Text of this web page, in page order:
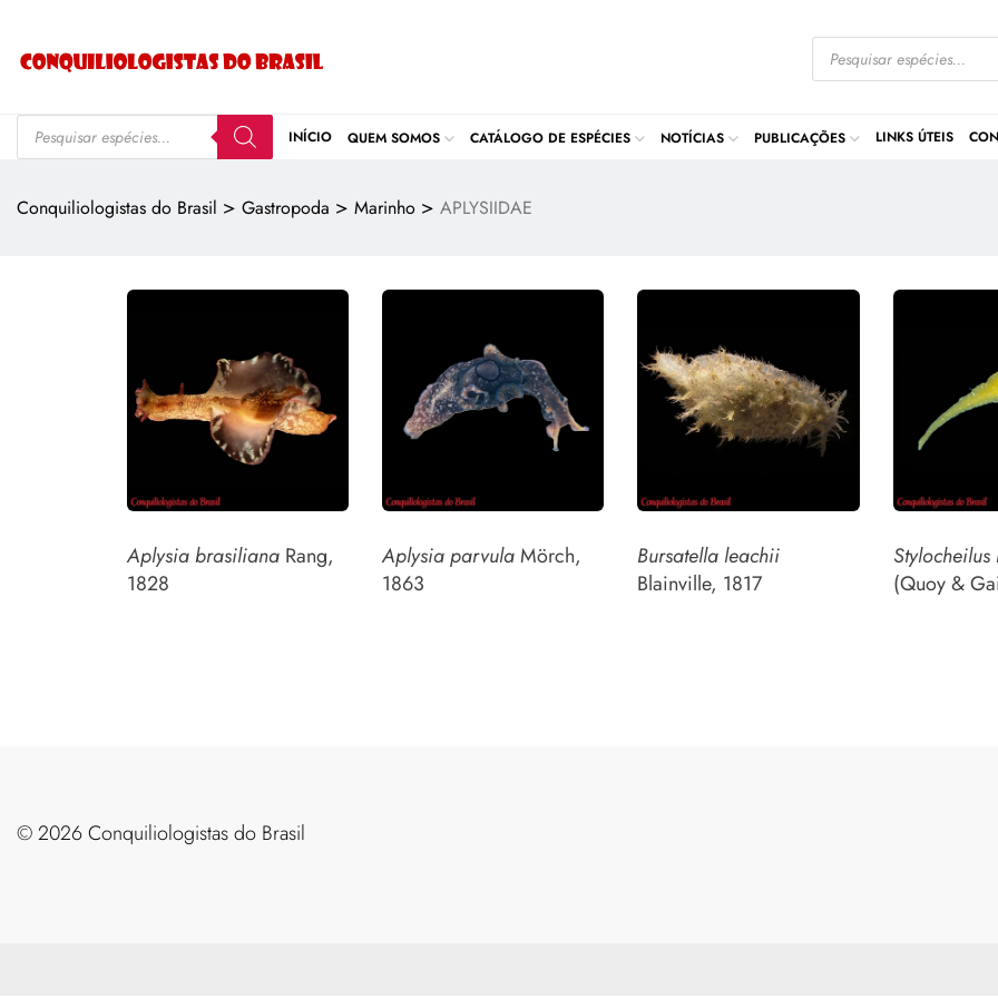
INÍCIO QUEM SOMOS CATÁLOGO DE ESPÉCIES NOTÍCIAS PUBLICAÇÕES LINKS ÚTEIS
Conquiliologistas do Brasil > Gastropoda > Marinho > APLYSIIDAE
Aplysia brasiliana Rang,
1828
Aplysia parvulaMörch,
1863
Bursatella leachii
Blainville, 1817
(Quoy &
©️ 2026 Conquiliologistas do Brasil